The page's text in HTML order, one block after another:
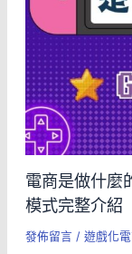
電商是做什麼
模式完整介紹
發佈留言 / 遊戲化